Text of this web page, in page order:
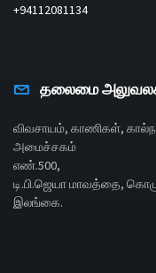
+94112081134
தலைமை
விவசாயம், காணிகள்,
அமைச்சகம்
எண்.500,
டி.பி.ஜெயா மாவத்தை,
இலங்கை.